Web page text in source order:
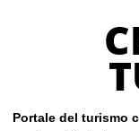
Portale del turismo